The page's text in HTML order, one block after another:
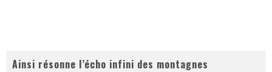
Ainsi résonne l’écho infini des montagnes